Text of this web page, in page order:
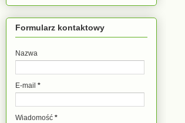
Formularz kontaktowy
Nazwa
E-mail *
Wiadomość *